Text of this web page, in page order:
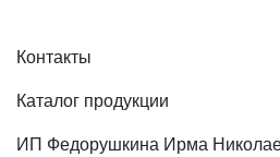
Контакты
Каталог продукции
ИП Федорушкина Ирма